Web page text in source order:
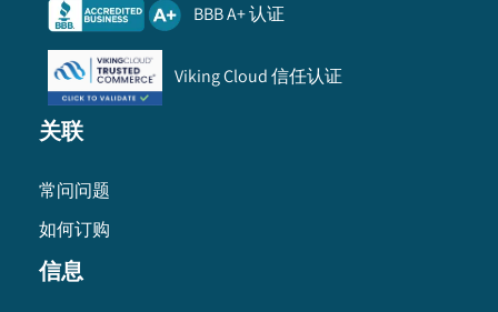
BBB A+ 认证
Viking Cloud 信任认证
关联
常问问题
如何订购
信息